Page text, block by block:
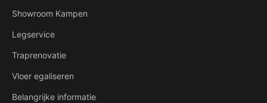
Showroom Kampen
Legservice
Traprenovatie
Vloer egaliseren
Belangrijke informatie